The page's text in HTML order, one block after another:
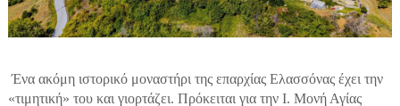
Ένα ακόμη ιστορικό μοναστήρι της επαρχίας Ελασσόνας έχει την
«τιμητική» του και γιορτάζει. Πρόκειται για την Ι. Μονή Αγίας